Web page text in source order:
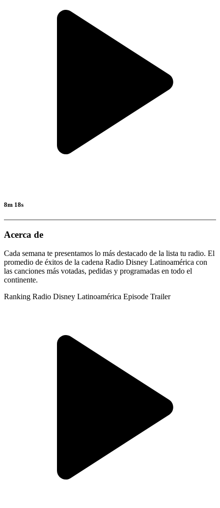
8m 18s
Acerca de
Cada semana te presentamos lo más destacado de la lista tu radio. El
promedio de éxitos de la cadena Radio Disney Latinoamérica con
las canciones más votadas, pedidas y programadas en todo el
continente.
Ranking Radio Disney Latinoamérica Episode Trailer